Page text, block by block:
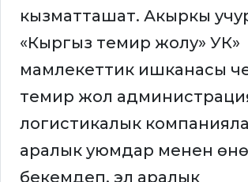
кызматташат. Акыркы
«Кыргыз темир жолу» УК»
мамлекеттик ишканасы
темир жол
логистикалык
аралык уюмдар менен
бекемдеп, эл аралык